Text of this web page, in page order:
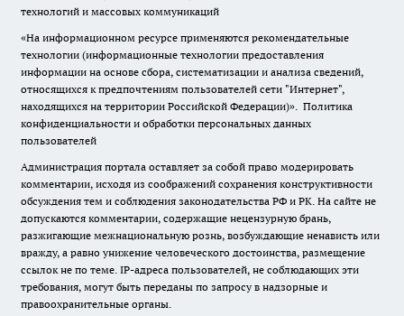
технологий и массовых коммуникаций
«На информационном ресурсе применяются рекомендательные
технологии (информационные технологии предоставления
информации на основе сбора, систематизации и анализа сведений,
относящихся к предпочтениям пользователей сети "Интернет",
находящихся на территории Российской Федерации)». Политика
конфиденциальности и обработки персональных данных
пользователей
Администрация портала оставляет за собой право модерировать
комментарии, исходя из соображений сохранения конструктивности
обсуждения тем и соблюдения законодательства РФ и РК. На сайте не
допускаются комментарии, содержащие нецензурную брань,
разжигающие межнациональную рознь, возбуждающие ненависть или
вражду, а равно унижение человеческого достоинства, размещение
ссылок не по теме. IP-адреса пользователей, не соблюдающих эти
требования, могут быть переданы по запросу в надзорные и
правоохранительные органы.